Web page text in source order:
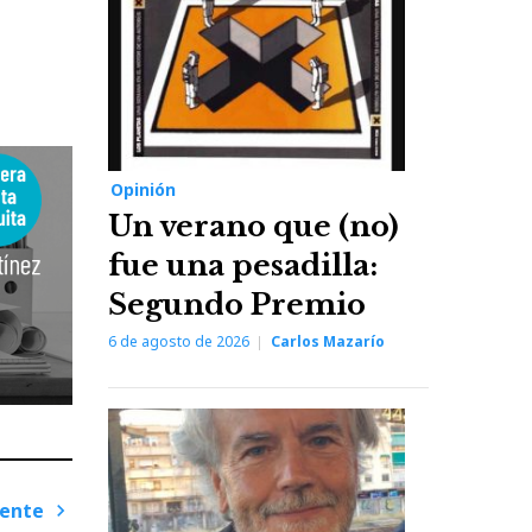
Opinión
Un verano que (no)
fue una pesadilla:
Segundo Premio
6 de agosto de 2026 Carlos Mazarío